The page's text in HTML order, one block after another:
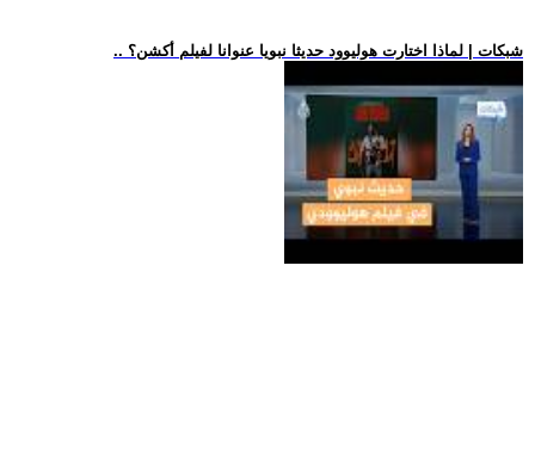
.. شبكات | لماذا اختارت هوليوود حديثا نبويا عنوانا لفيلم أكشن؟